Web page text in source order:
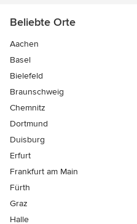
Beliebte Orte
Aachen
Basel
Bielefeld
Braunschweig
Chemnitz
Dortmund
Duisburg
Erfurt
Frankfurt am Main
Fürth
Graz
Halle